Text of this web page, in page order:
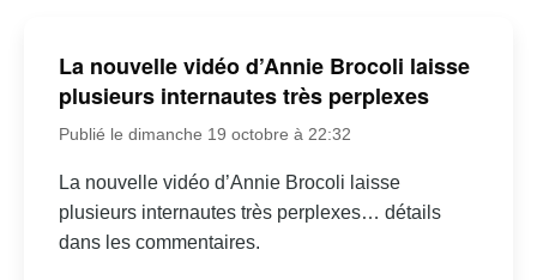
La nouvelle vidéo d’Annie Brocoli laisse
plusieurs internautes très perplexes
Publié le dimanche 19 octobre à 22:32
La nouvelle vidéo d’Annie Brocoli laisse
plusieurs internautes très perplexes… détails
dans les commentaires.